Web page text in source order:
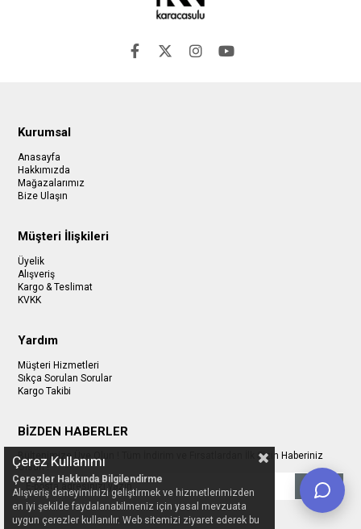
Kurumsal
Anasayfa
Hakkımızda
Mağazalarımız
Bize Ulaşın
Müşteri İlişkileri
Üyelik
Alışveriş
Kargo & Teslimat
KVKK
Yardım
Müşteri Hizmetleri
Sıkça Sorulan Sorular
Kargo Takibi
BİZDEN HABERLER
Bültenimize Üye Olun ! Tüm İndirim ve Fırsatlardan İlk Sizin Haberiniz
Olsun !
Gönder
Çerez Kullanımı
Çerezler Hakkında Bilgilendirme
Alışveriş deneyiminizi geliştirmek ve hizmetlerimizden
en iyi şekilde faydalanabilmeniz için yasal mevzuata
uygun çerezler kullanılır. Web sitemizi ziyaret ederek bu